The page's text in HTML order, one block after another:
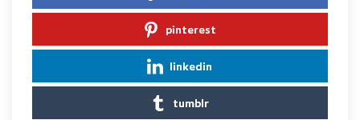
pinterest
linkedin
tumblr